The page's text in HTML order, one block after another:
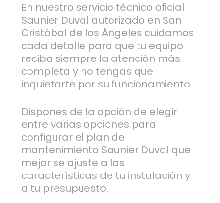
En nuestro servicio técnico oficial
Saunier Duval autorizado en San
Cristóbal de los Ángeles cuidamos
cada detalle para que tu equipo
reciba siempre la atención más
completa y no tengas que
inquietarte por su funcionamiento.
Dispones de la opción de elegir
entre varias opciones para
configurar el plan de
mantenimiento Saunier Duval que
mejor se ajuste a las
características de tu instalación y
a tu presupuesto.